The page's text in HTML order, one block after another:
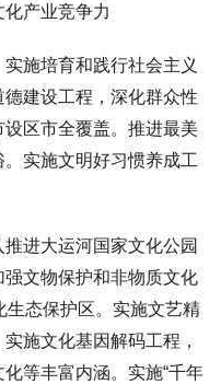
产业竞争力
施培育和践行社会主义
建设工程，深化群众性
区市全覆盖。推进最美
实施文明好习惯养成工
进大运河国家文化公园
文物保护和非物质文化
生态保护区。实施文艺精
施文化基因解码工程，
等丰富内涵。实施“千年